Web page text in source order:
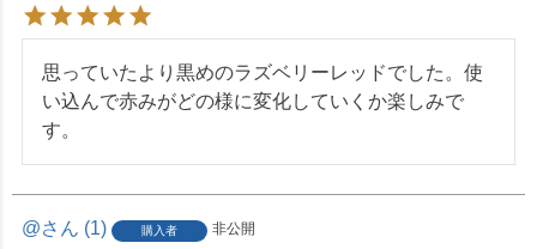
思っていたより黒めのラズベリーレッドでした。使
い込んで赤みがどの様に変化していくか楽しみで
す。
@ 1 購入者
非公開